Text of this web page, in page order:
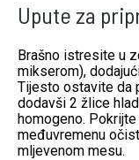
Upute za
Brašno istresite u
mikserom),
Tijesto ostavite da
dodavši 2 žlice
homogeno.
međuvremenu
mljevenom mesu.